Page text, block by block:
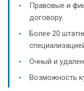
Правовые и
договору.
Более 20
Очный и
Возможность